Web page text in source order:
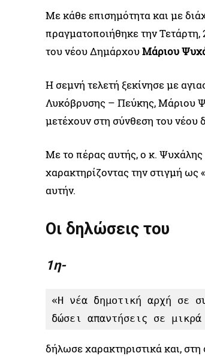
Με κάθε επισημότητα και με
πραγματοποιήθηκε την
του νέου ΔημάρχουΜάριου
Η σεμνή τελετή ξεκίνησε με
Λυκόβρυσης – Πεύκης, Μάριου
μετέχουν στη σύνθεση του νέου
Με το πέρας αυτής, ο κ.
χαρακτηρίζοντας την στιγμή ως
αυτήν.
Οι δηλώσεις του
1η-
«Η νέα δημοτική αρχή σε
δώσει απαντήσεις σε
δήλωσε χαρακτηριστικά και,